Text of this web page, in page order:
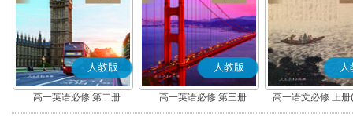
人教版
高一英语必修 第二册
人教版
高一英语必修 第三册
人
高一语文必修 上